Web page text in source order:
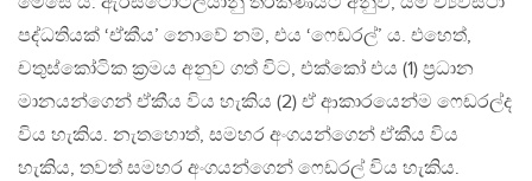
පද්ධතියක් ‘ඒකීය’ නොවේ නම්, එය ‘ෆෙඩරල්’ ය. එහෙත්,
චතුස්කෝටික ක‍්‍රමය අනුව ගත් විට, එක්කෝ එය (1) ප‍්‍රධාන
මානයන්ගෙන් ඒකීය විය හැකිය (2) ඒ ආකාරයෙන්ම ෆෙඩරල්ද
විය හැකිය. නැතහොත්, සමහර අංගයන්ගෙන් ඒකීය විය
හැකිය, තවත් සමහර අංගයන්ගෙන් ෆෙඩරල් විය හැකිය.